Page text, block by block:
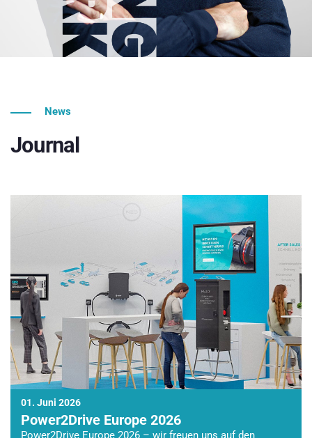
News
Journal
01. Juni 2026
Power2Drive Europe 2026
Power2Drive Europe 2026 – wir freuen uns auf den